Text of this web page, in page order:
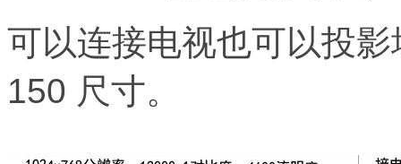
可以连接电视也可以投
150 尺寸。